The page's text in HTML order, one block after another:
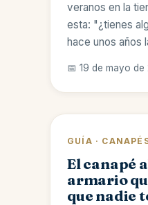
veranos en la
esta: "¿tienes
hace unos años
📅 19 de mayo
GUÍA ·
El canapé
armario
que nadie